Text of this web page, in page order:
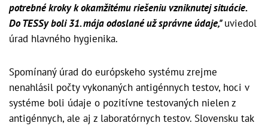
potrebné kroky k okamžitému riešeniu vzniknutej situácie.
Do TESSy boli 31. mája odoslané už správne údaje,"uviedol
úrad hlavného hygienika.
Spomínaný úrad do európskeho systému zrejme
nenahlásil počty vykonaných antigénnych testov, hoci v
systéme boli údaje o pozitívne testovaných nielen z
antigénnych, ale aj z laboratórnych testov. Slovensku tak